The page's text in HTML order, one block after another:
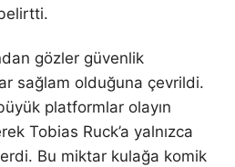
gözler güvenlik
sağlam olduğuna çevrildi.
platformlar olayın
Tobias Ruck’a yalnızca
Bu miktar kulağa komik